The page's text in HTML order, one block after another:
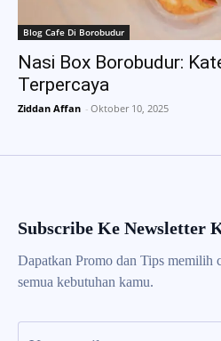
Blog Cafe Di Borobudur
Nasi Box Borobudur:
Terpercaya
Ziddan Affan - Oktober 10, 2025
Subscribe Ke Newsletter
Dapatkan Promo dan Tips memilih
semua kebutuhan kamu.